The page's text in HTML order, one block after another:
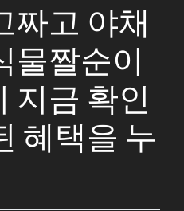
짜고 야채
물짤순이
지금 확인
혜택을 누